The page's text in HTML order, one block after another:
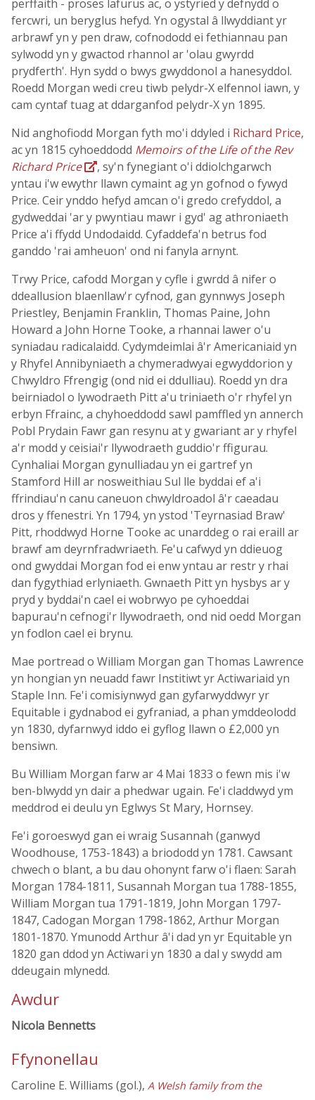
perffaith - proses lafurus ac, o ystyried y defnydd o
fercwri, un beryglus hefyd. Yn ogystal â llwyddiant yr
arbrawf yn y pen draw, cofnododd ei fethiannau pan
sylwodd yn y gwactod rhannol ar 'olau gwyrdd
prydferth'. Hyn sydd o bwys gwyddonol a hanesyddol.
Roedd Morgan wedi creu tiwb pelydr-X elfennol iawn, y
cam cyntaf tuag at ddarganfod pelydr-X yn 1895.
Nid anghofiodd Morgan fyth mo'i ddyled i Richard Price,
ac yn 1815 cyhoeddodd Memoirs of the Life of the Rev
Richard Price
, sy'n fynegiant o'i ddiolchgarwch
yntau i'w ewythr llawn cymaint ag yn gofnod o fywyd
Price. Ceir ynddo hefyd amcan o'i gredo crefyddol, a
gydweddai 'ar y pwyntiau mawr i gyd' ag athroniaeth
Price a'i ffydd Undodaidd. Cyfaddefa'n betrus fod
ganddo 'rai amheuon' ond ni fanyla arnynt.
Trwy Price, cafodd Morgan y cyfle i gwrdd â nifer o
ddeallusion blaenllaw'r cyfnod, gan gynnwys Joseph
Priestley, Benjamin Franklin, Thomas Paine, John
Howard a John Horne Tooke, a rhannai lawer o'u
syniadau radicalaidd. Cydymdeimlai â'r Americaniaid yn
y Rhyfel Annibyniaeth a chymeradwyai egwyddorion y
Chwyldro Ffrengig (ond nid ei ddulliau). Roedd yn dra
beirniadol o lywodraeth Pitt a'u triniaeth o'r rhyfel yn
erbyn Ffrainc, a chyhoeddodd sawl pamffled yn annerch
Pobl Prydain Fawr gan resynu at y gwariant ar y rhyfel
a'r modd y ceisiai'r llywodraeth guddio'r ffigurau.
Cynhaliai Morgan gynulliadau yn ei gartref yn
Stamford Hill ar nosweithiau Sul lle byddai ef a'i
ffrindiau'n canu caneuon chwyldroadol â'r caeadau
dros y ffenestri. Yn 1794, yn ystod 'Teyrnasiad Braw'
Pitt, rhoddwyd Horne Tooke ac unarddeg o rai eraill ar
brawf am deyrnfradwriaeth. Fe'u cafwyd yn ddieuog
ond gwyddai Morgan fod ei enw yntau ar restr y rhai
dan fygythiad erlyniaeth. Gwnaeth Pitt yn hysbys ar y
pryd y byddai'n cael ei wobrwyo pe cyhoeddai
bapurau'n cefnogi'r llywodraeth, ond nid oedd Morgan
yn fodlon cael ei brynu.
Mae portread o William Morgan gan Thomas Lawrence
yn hongian yn neuadd fawr Institiwt yr Actiwariaid yn
Staple Inn. Fe'i comisiynwyd gan gyfarwyddwyr yr
Equitable i gydnabod ei gyfraniad, a phan ymddeolodd
yn 1830, dyfarnwyd iddo ei gyflog llawn o £2,000 yn
bensiwn.
Bu William Morgan farw ar 4 Mai 1833 o fewn mis i'w
ben-blwydd yn dair a phedwar ugain. Fe'i claddwyd ym
meddrod ei deulu yn Eglwys St Mary, Hornsey.
Fe'i goroeswyd gan ei wraig Susannah (ganwyd
Woodhouse, 1753-1843) a briododd yn 1781. Cawsant
chwech o blant, a bu dau ohonynt farw o'i flaen: Sarah
Morgan 1784-1811, Susannah Morgan tua 1788-1855,
William Morgan tua 1791-1819, John Morgan 1797-
1847, Cadogan Morgan 1798-1862, Arthur Morgan
1801-1870. Ymunodd Arthur â'i dad yn yr Equitable yn
1820 gan ddod yn Actiwari yn 1830 a dal y swydd am
ddeugain mlynedd.
Awdur
Nicola Bennetts
Ffynonellau
Caroline E. Williams (gol.), A Welsh family from the